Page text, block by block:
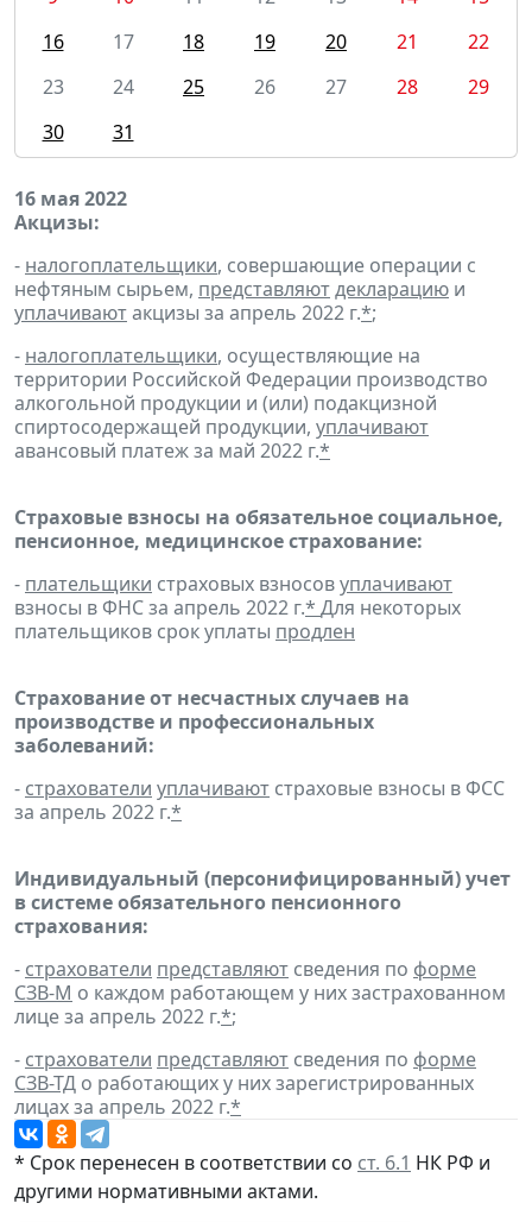
16
17 18 19 20 21
22
23
24 25 26 27 28
29
30
31
16 мая 2022
Акцизы:
- налогоплательщики, совершающие операции с
нефтяным сырьем, представляютдекларацию и
уплачиваютакцизы за апрель 2022 г.*;
- налогоплательщики, осуществляющие на
территории Российской Федерации производство
алкогольной продукции и (или) подакцизной
спиртосодержащей продукции, уплачивают
авансовый платеж за май 2022 г.*
Страховые взносы на обязательное социальное,
пенсионное, медицинское страхование:
- плательщики страховых взносовуплачивают
взносы в ФНС за апрель 2022 г.* Для некоторых
плательщиков срок уплаты продлен
Страхование от несчастных случаев на
производстве и профессиональных
заболеваний:
- страхователи уплачивают страховые взносы в ФСС
за апрель 2022 г.*
Индивидуальный (персонифицированный) учет
в системе обязательного пенсионного
страхования:
- страхователи представляют сведения по форме
СЗВ-М о каждом работающем у них застрахованном
лице за апрель 2022 г.*;
- страхователи представляют сведения по форме
СЗВ-ТД о работающих у них зарегистрированных
лицах за апрель 2022 г.*
* Срок перенесен в соответствии со ст. 6.1 НК РФ и
другими нормативными актами.